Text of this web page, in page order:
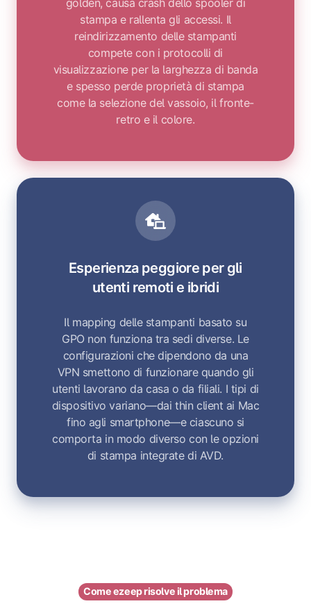
golden, causa crash dello spooler di
stampa e rallenta gli accessi. Il
reindirizzamento delle stampanti
compete con i protocolli di
visualizzazione per la larghezza di banda
e spesso perde proprietà di stampa
come la selezione del vassoio, il fronte-
retro e il colore.
Esperienza peggiore per gli
utenti remoti e ibridi
Il mapping delle stampanti basato su
GPO non funziona tra sedi diverse. Le
configurazioni che dipendono da una
VPN smettono di funzionare quando gli
utenti lavorano da casa o da filiali. I tipi di
dispositivo variano—dai thin client ai Mac
fino agli smartphone—e ciascuno si
comporta in modo diverso con le opzioni
di stampa integrate di AVD.
Come ezeep risolve il problema